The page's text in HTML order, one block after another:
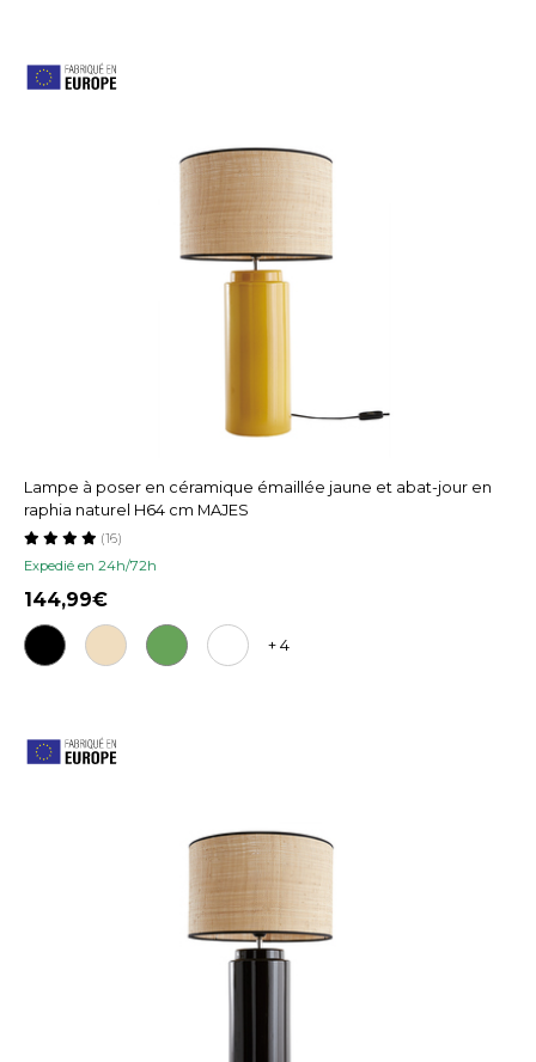
Lampe à poser en céramique émaillée jaune et abat-jour en
raphia naturel H64 cm MAJES
Expedié en 24h/72h
(16)
144,99
+ 4